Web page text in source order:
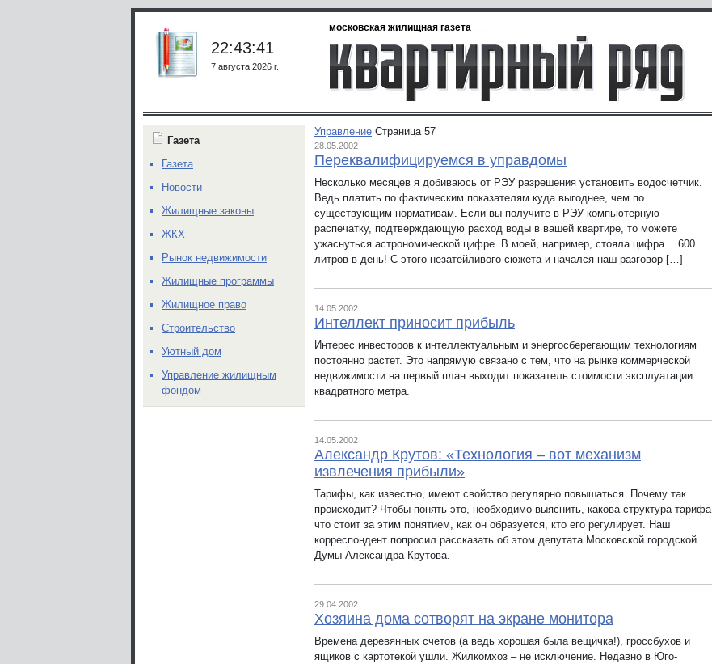
московская жилищная газета
22:43:41
7 августа 2026 г.
Управление Страница 57
28.05.2002
Переквалифицируемся в управдомы
Несколько месяцев я добиваюсь от РЭУ разрешения установить водосчетчик.
Ведь платить по фактическим показателям куда выгоднее, чем по
существующим нормативам. Если вы получите в РЭУ компьютерную
распечатку, подтверждающую расход воды в вашей квартире, то можете
ужаснуться астрономической цифре. В моей, например, стояла цифра… 600
литров в день! С этого незатейливого сюжета и начался наш разговор […]
14.05.2002
Интеллект приносит прибыль
Интерес инвесторов к интеллектуальным и энергосберегающим технологиям
постоянно растет. Это напрямую связано с тем, что на рынке коммерческой
недвижимости на первый план выходит показатель стоимости эксплуатации
квадратного метра.
14.05.2002
Александр Крутов: «Технология – вот механизм
извлечения прибыли»
Тарифы, как известно, имеют свойство регулярно повышаться. Почему так
происходит? Чтобы понять это, необходимо выяснить, какова структура тарифа,
что стоит за этим понятием, как он образуется, кто его регулирует. Наш
корреспондент попросил рассказать об этом депутата Московской городской
Думы Александра Крутова.
29.04.2002
Хозяина дома сотворят на экране монитора
Времена деревянных счетов (а ведь хорошая была вещичка!), гроссбухов и
ящиков с картотекой ушли. Жилкомхоз – не исключение. Недавно в Юго-
Газета
Газета
Новости
Жилищные законы
ЖКХ
Рынок недвижимости
Жилищные программы
Жилищное право
Строительство
Уютный дом
Управление жилищным
фондом